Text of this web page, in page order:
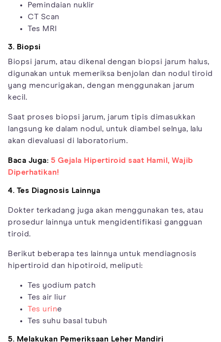
Pemindaian nuklir
CT Scan
Tes MRI
3. Biopsi
Biopsi jarum, atau dikenal dengan biopsi jarum halus,
digunakan untuk memeriksa benjolan dan nodul tiroid
yang mencurigakan, dengan menggunakan jarum
kecil.
Saat proses biopsi jarum, jarum tipis dimasukkan
langsung ke dalam nodul, untuk diambel selnya, lalu
akan dievaluasi di laboratorium.
Baca Juga: 5 Gejala Hipertiroid saat Hamil, Wajib
Diperhatikan!
4. Tes Diagnosis Lainnya
Dokter terkadang juga akan menggunakan tes, atau
prosedur lainnya untuk mengidentifikasi gangguan
tiroid.
Berikut beberapa tes lainnya untuk mendiagnosis
hipertiroid dan hipotiroid, meliputi:
Tes yodium patch
Tes air liur
Tes urine
Tes suhu basal tubuh
5. Melakukan Pemeriksaan Leher Mandiri